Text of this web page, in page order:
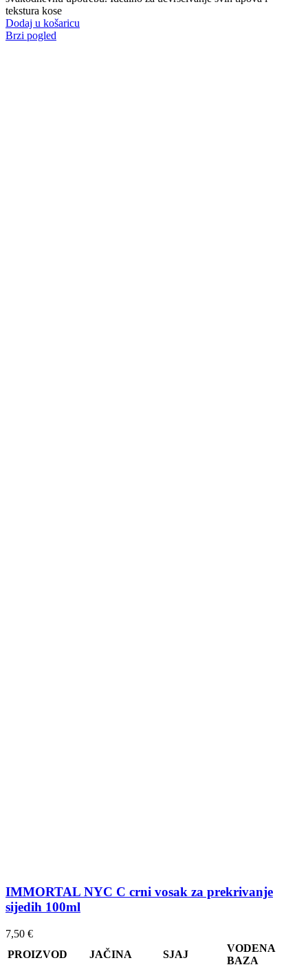
tekstura kose
Dodaj u košaricu
Brzi pogled
IMMORTAL NYC C crni vosak za prekrivanje
sijedih 100ml
7,50 €
PROIZVOD
JAČINA SJAJ
VODENA
BAZA